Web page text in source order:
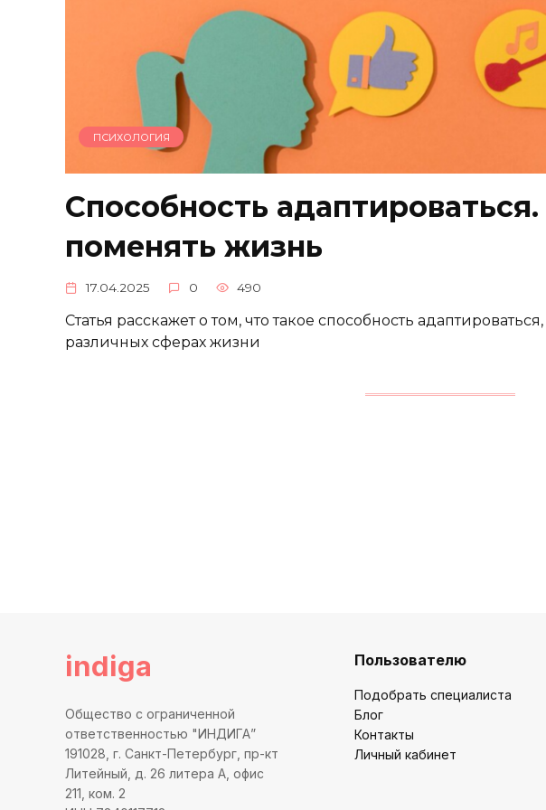
ПСИХОЛОГИЯ
Способность
поменять жизнь
17.04.2025 0 490
Статья расскажет о том, что такое способность
различных сферах жизни
indiga
Общество с ограниченной
ответственностью "ИНДИГА”
191028, г. Санкт-Петербург, пр-кт
Литейный, д. 26 литера А, офис
211, ком. 2
Пользователю
Подобрать специалиста
Блог
Контакты
Личный кабинет